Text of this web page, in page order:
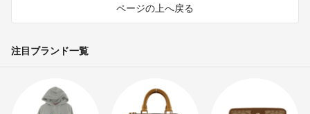
ページの上へ戻る
注目ブランド一覧